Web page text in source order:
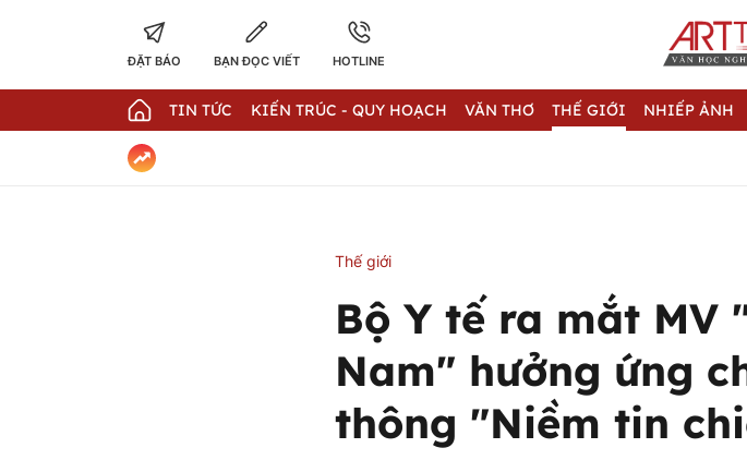
ĐẶT BÁO BẠN ĐỌC VIẾT HOTLINE
TIN TỨC KIẾN TRÚC - QUY HOẠCH VĂN THƠ THẾ GIỚI NHIẾP ẢNH
Thế giới
Bộ Y tế ra mắt MV
Nam" hưởng ứng
thông "Niềm tin